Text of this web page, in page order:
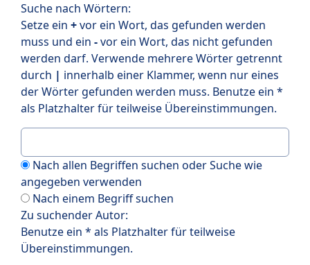
Suche nach Wörtern:
Setze ein +vor ein Wort, das gefunden werden
muss und ein -vor ein Wort, das nicht gefunden
werden darf. Verwende mehrere Wörter getrennt
durch | innerhalb einer Klammer, wenn nur eines
der Wörter gefunden werden muss. Benutze ein *
als Platzhalter für teilweise Übereinstimmungen.
Nach allen Begriffen suchen oder Suche wie
angegeben verwenden
Nach einem Begriff suchen
Zu suchender Autor:
Benutze ein * als Platzhalter für teilweise
Übereinstimmungen.